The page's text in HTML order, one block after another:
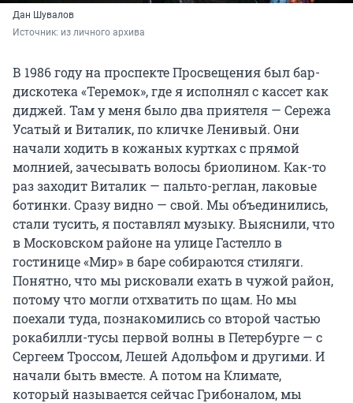
Дан Шувалов
Источник: из личного архива
В 1986 году на проспекте Просвещения был бар-
дискотека «Теремок», где я исполнял с кассет как
диджей. Там у меня было два приятеля — Сережа
Усатый и Виталик, по кличке Ленивый. Они
начали ходить в кожаных куртках с прямой
молнией, зачесывать волосы бриолином. Как-то
раз заходит Виталик — пальто-реглан, лаковые
ботинки. Сразу видно — свой. Мы объединились,
стали тусить, я поставлял музыку. Выяснили, что
в Московском районе на улице Гастелло в
гостинице «Мир» в баре собираются стиляги.
Понятно, что мы рисковали ехать в чужой район,
потому что могли отхватить по щам. Но мы
поехали туда, познакомились со второй частью
рокабилли-тусы первой волны в Петербурге — с
Сергеем Троссом, Лешей Адольфом и другими. И
начали быть вместе. А потом на Климате,
который называется сейчас Грибоналом, мы